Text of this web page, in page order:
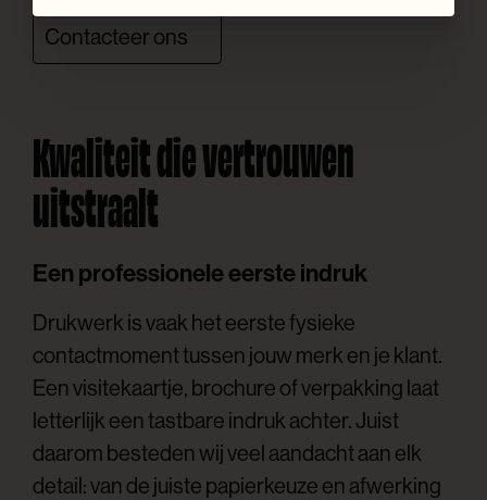
Contacteer ons
Kwaliteit die vertrouwen
uitstraalt
Een professionele eerste indruk
Drukwerk is vaak het eerste fysieke
contactmoment tussen jouw merk en je klant.
Een visitekaartje, brochure of verpakking laat
letterlijk een tastbare indruk achter. Juist
daarom besteden wij veel aandacht aan elk
detail: van de juiste papierkeuze en afwerking